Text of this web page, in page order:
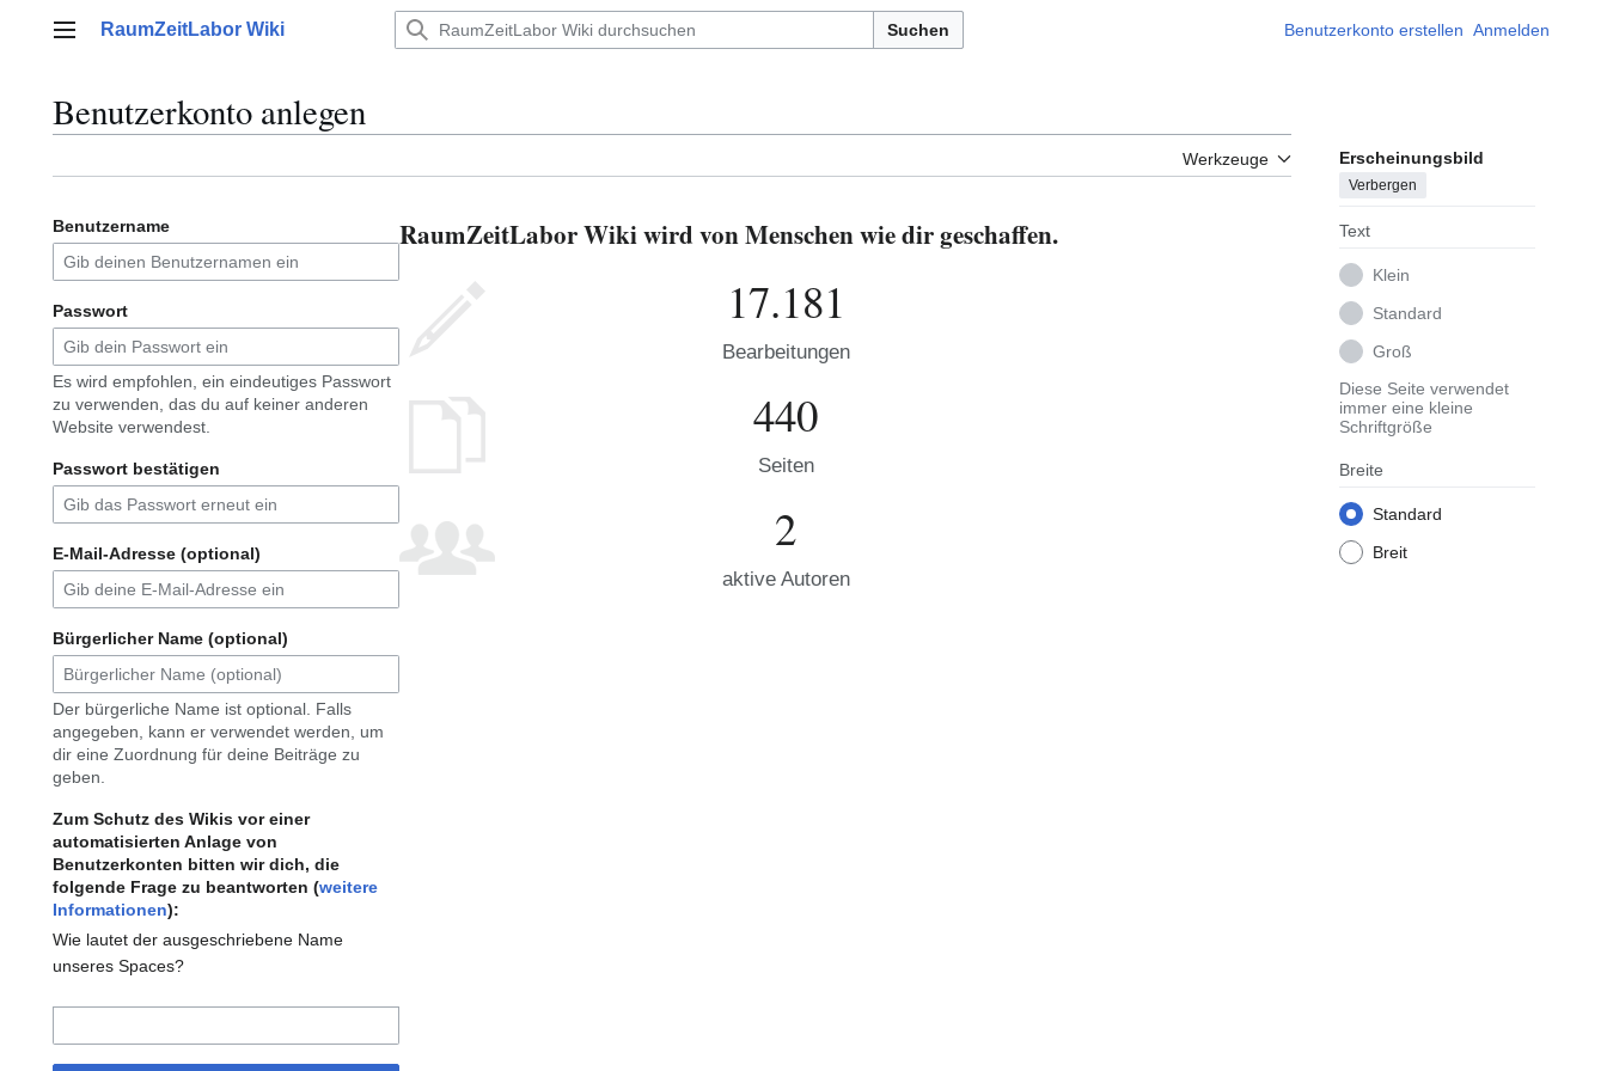
Hauptmenü
RaumZeitLabor Wiki Suchen Benutzerkonto erstellen Anmelden
Benutzerkonto anlegen
Werkzeuge Erscheinungsbild
Verbergen
Text
Klein
Standard
Groß
Diese Seite verwendet
immer eine kleine
Schriftgröße
Breite
Standard
Breit
Benutzername
Passwort
Es wird empfohlen, ein eindeutiges Passwort
zu verwenden, das du auf keiner anderen
Website verwendest.
Passwort bestätigen
E-Mail-Adresse (optional)
Bürgerlicher Name (optional)
Der bürgerliche Name ist optional. Falls
angegeben, kann er verwendet werden, um
dir eine Zuordnung für deine Beiträge zu
geben.
Zum Schutz des Wikis vor einer
automatisierten Anlage von
Benutzerkonten bitten wir dich, die
folgende Frage zu beantworten (weitere
Informationen):
Wie lautet der ausgeschriebene Name
unseres Spaces?
RaumZeitLabor Wiki wird von Menschen wie dir geschaffen.
17.181
Bearbeitungen
440
Seiten
2
aktive Autoren